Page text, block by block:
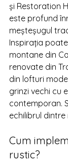
și Restoration
este profund
meșteșugul
Inspirația
montane din
renovate din
din lofturi
grinzi vechi cu
contemporan.
echilibrul
Cum
rustic?